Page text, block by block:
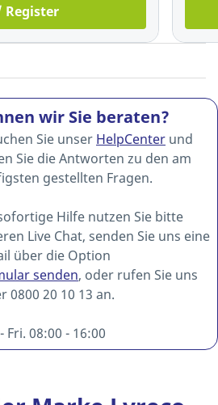
Register
wir Sie beraten?
Sie unser HelpCenter und
Sie die Antworten zu den am
gestellten Fragen.
Hilfe nutzen Sie bitte
Live Chat, senden Sie uns eine
über die Option
senden, oder rufen Sie uns
0800 20 10 13 an.
Fri. 08:00 - 16:00